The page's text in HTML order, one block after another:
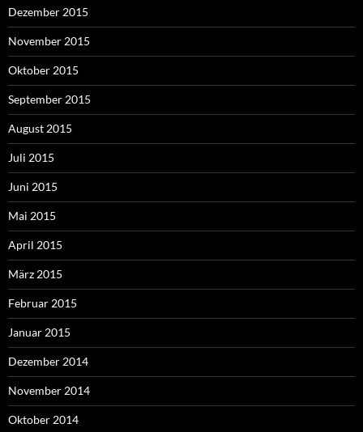
Dezember 2015
November 2015
Oktober 2015
September 2015
August 2015
Juli 2015
Juni 2015
Mai 2015
April 2015
März 2015
Februar 2015
Januar 2015
Dezember 2014
November 2014
Oktober 2014